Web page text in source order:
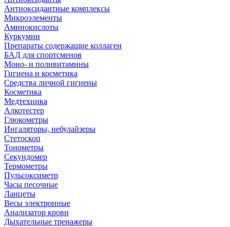
Антиоксидантные комплексы
Микроэлементы
Аминокислоты
Куркумин
Препараты содержащие коллаген
БАД для спортсменов
Моно- и поливитамины
Гигиена и косметика
Средства личной гигиены
Косметика
Медтехника
Алкотестер
Глюкометры
Ингаляторы, небулайзеры
Стетоскоп
Тонометры
Секундомер
Термометры
Пульсоксиметр
Часы песочные
Ланцеты
Весы электронные
Анализатор крови
Дыхательные тренажеры